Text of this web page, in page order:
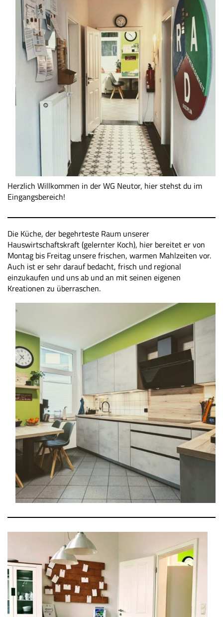
Herzlich Willkommen in der WG Neutor, hier stehst du im
Eingangsbereich!
Die Küche, der begehrteste Raum unserer
Hauswirtschaftskraft (gelernter Koch), hier bereitet er von
Montag bis Freitag unsere frischen, warmen Mahlzeiten vor.
Auch ist er sehr darauf bedacht, frisch und regional
einzukaufen und uns ab und an mit seinen eigenen
Kreationen zu überraschen.